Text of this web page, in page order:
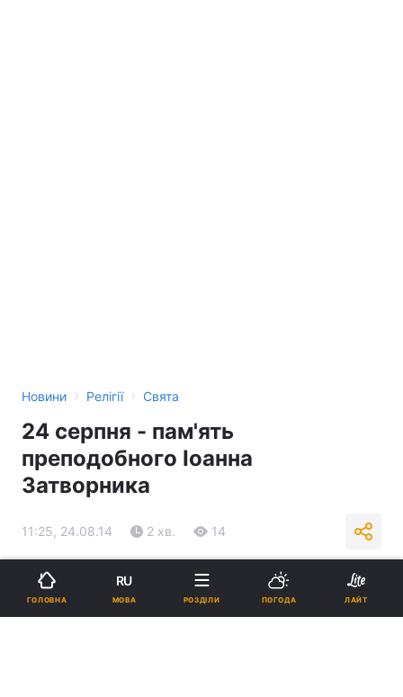
Новини › Релігії › Свята
24 серпня - пам'ять
преподобного Іоанна
Затворника
11:25, 24.08.14 2 хв. 14
Підпишіться на нас в Google
ГОЛОВНА
RU
МОВА РОЗДІЛИ ПОГОДА ЛАЙТ